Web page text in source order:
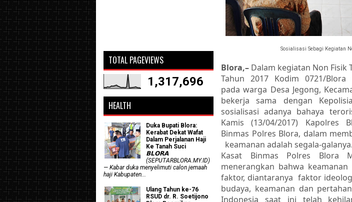
Sosialisasi Sebagi Kegiatan
Blora,– Dalam kegiatan Non Fisik
Tahun 2017 Kodim 0721/Blora
pada warga Desa Jegong,
bekerja sama dengan
sosialisasi adanya bahaya
Kamis (13/04/2017) Kapolres
Binmas Polres Blora, dalam
keamanan adalah segala-galanya.
Kasat Binmas Polres Blora
menerangkan bahwa
faktor, diantaranya faktor
budaya, keamanan dan
Indonesia saat ini telah
TOTAL PAGEVIEWS
1,317,696
HEALTH
Duka Bupati Blora:
Kerabat Dekat Wafat
Dalam Perjalanan Haji
Ke Tanah Suci
𝗕𝗟𝗢𝗥𝗔
(SEPUTARBLORA.MY.ID)
— Kabar duka menyelimuti calon jemaah
haji Kabupaten...
Ulang Tahun ke-76
RSUD dr. R. Soetijono